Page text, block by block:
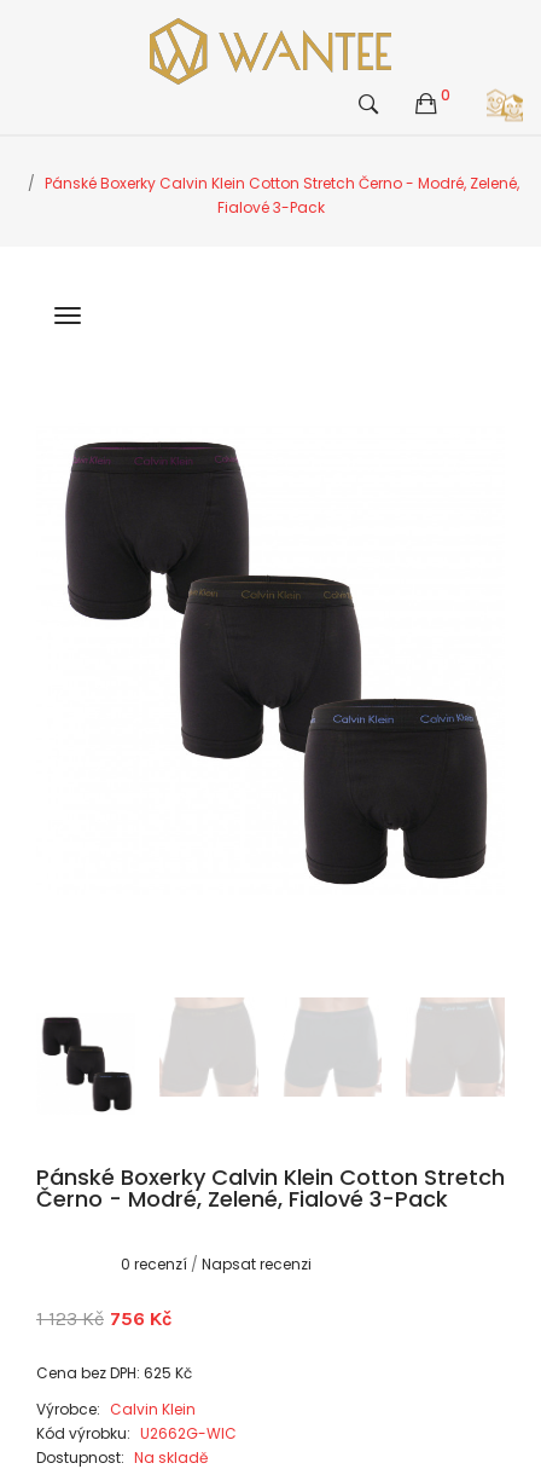
0
Pánské Boxerky Calvin Klein Cotton Stretch Černo - Modré, Zelené,
Fialové 3-Pack
Pánské Boxerky Calvin Klein Cotton Stretch
Černo - Modré, Zelené, Fialové 3-Pack
0 recenzí / Napsat recenzi
1 123 Kč 756 Kč
Cena bez DPH: 625 Kč
Výrobce: Calvin Klein
Kód výrobku: U2662G-WIC
Dostupnost: Na skladě